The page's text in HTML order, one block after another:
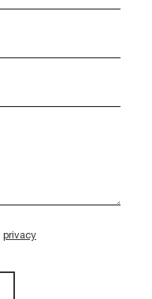
privacy